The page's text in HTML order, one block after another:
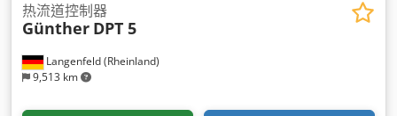
Langenfeld (Rheinland)
9,513 km
热流道控制器
Günther DPT 5